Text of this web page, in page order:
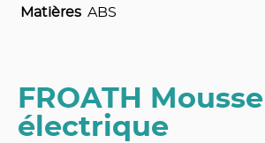
Matières ABS
FROATH
électrique